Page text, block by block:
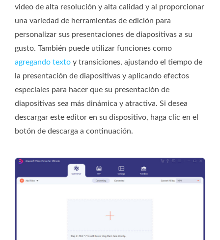
video de alta resolución y alta calidad y al proporcionar
una variedad de herramientas de edición para
personalizar sus presentaciones de diapositivas a su
gusto. También puede utilizar funciones como
agregando texto y transiciones, ajustando el tiempo de
la presentación de diapositivas y aplicando efectos
especiales para hacer que su presentación de
diapositivas sea más dinámica y atractiva. Si desea
descargar este editor en su dispositivo, haga clic en el
botón de descarga a continuación.